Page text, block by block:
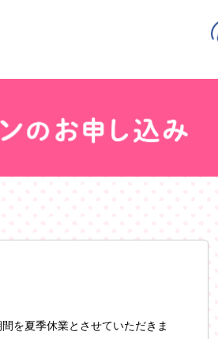
を夏季休業とさせていただきま